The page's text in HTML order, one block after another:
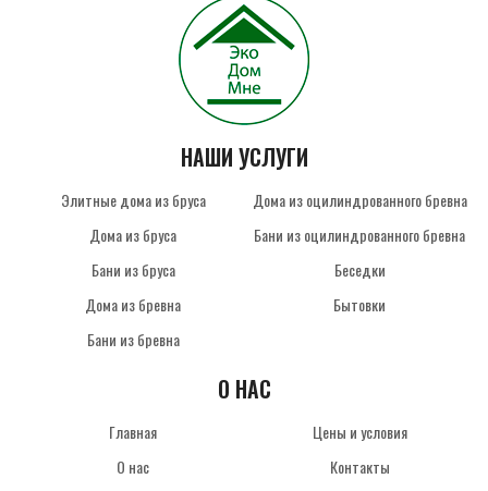
НАШИ УСЛУГИ
Элитные дома из бруса
Дома из бруса
Бани из бруса
Дома из бревна
Бани из бревна
Дома из оцилиндрованного бревна
Бани из оцилиндрованного бревна
Беседки
Бытовки
О НАС
Главная
О нас
Цены и условия
Контакты